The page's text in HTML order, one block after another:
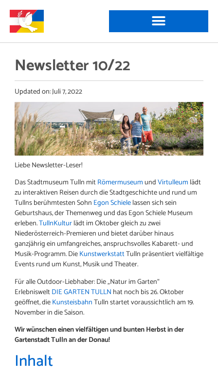
Newsletter 10/22
Updated on:Juli 7, 2022
Liebe Newsletter-Leser!
Das Stadtmuseum Tulln mitRömermuseumundVirtulleum lädt
zu interaktiven Reisen durch die Stadtgeschichte und rund um
Tullns berühmtesten Sohn Egon Schielelassen sich sein
Geburtshaus, der Themenweg und das Egon Schiele Museum
erleben.TullnKulturlädt im Oktober gleich zu zwei
Niederösterreich-Premieren und bietet darüber hinaus
ganzjährig ein umfangreiches, anspruchsvolles Kabarett- und
Musik-Programm. DieKunstwerkstattTulln präsentiert vielfältige
Events rund um Kunst, Musik und Theater.
Für alle Outdoor-Liebhaber: Die „Natur im Garten“
ErlebnisweltDIE GARTEN TULLN hat noch bis 26. Oktober
geöffnet, dieKunsteisbahnTulln startet voraussichtlich am 19.
November in die Saison.
Wir wünschen einen vielfältigen und bunten Herbst in der
Gartenstadt Tulln an der Donau!
Inhalt